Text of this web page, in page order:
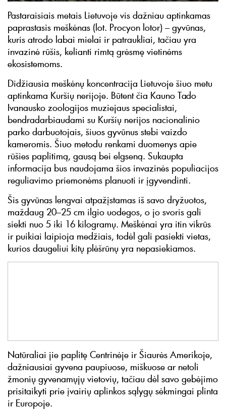
Pastaraisiais metais Lietuvoje vis dažniau aptinkamas
paprastasis meškėnas (lot. Procyon lotor) – gyvūnas,
kuris atrodo labai mielai ir patraukliai, tačiau yra
invazinė rūšis, kelianti rimtą grėsmę vietinėms
ekosistemoms.
Didžiausia meškėnų koncentracija Lietuvoje šiuo metu
aptinkama Kuršių nerijoje. Būtent čia Kauno Tado
Ivanausko zoologijos muziejaus specialistai,
bendradarbiaudami su Kuršių nerijos nacionalinio
parko darbuotojais, šiuos gyvūnus stebi vaizdo
kameromis. Šiuo metodu renkami duomenys apie
rūšies paplitimą, gausą bei elgseną. Sukaupta
informacija bus naudojama šios invazinės populiacijos
reguliavimo priemonėms planuoti ir įgyvendinti.
Šis gyvūnas lengvai atpažįstamas iš savo dryžuotos,
maždaug 20–25 cm ilgio uodegos, o jo svoris gali
siekti nuo 5 iki 16 kilogramų. Meškėnai yra itin vikrūs
ir puikiai laipioja medžiais, todėl gali pasiekti vietas,
kurios daugeliui kitų plėšrūnų yra nepasiekiamos.
Natūraliai jie paplitę Centrinėje ir Šiaurės Amerikoje,
dažniausiai gyvena paupiuose, miškuose ar netoli
žmonių gyvenamųjų vietovių, tačiau dėl savo gebėjimo
prisitaikyti prie įvairių aplinkos sąlygų sėkmingai plinta
ir Europoje.